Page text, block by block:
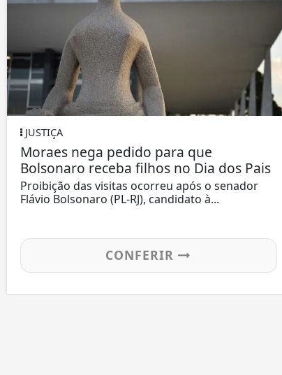
JUSTIÇA
Moraes nega pedido para que
Bolsonaro receba filhos no Dia dos Pais
Proibição das visitas ocorreu após o senador
Flávio Bolsonaro (PL-RJ), candidato à...
CONFERIR